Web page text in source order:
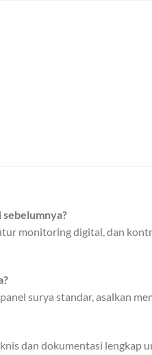
monitoring digital, dan
surya standar, asalkan
dan dokumentasi lengkap